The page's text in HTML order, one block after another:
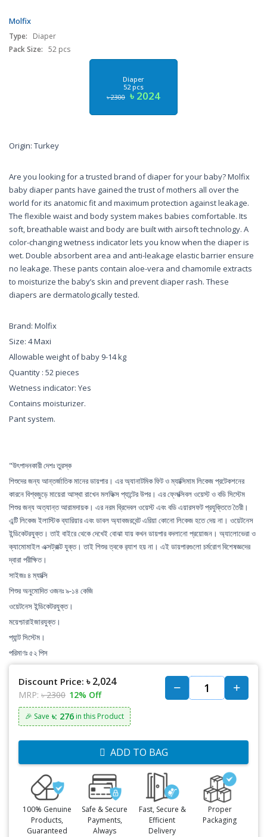
Molfix
Type:
Diaper
Pack Size: 52 pcs
Diaper
52 pcs
৳ 2300 ৳ 2024
Origin: Turkey
Are you looking for a trusted brand of diaper for your baby? Molfix
baby diaper pants have gained the trust of mothers all over the
world for its anatomic fit and maximum protection against leakage.
The flexible waist and body system makes babies comfortable. Its
soft, breathable waist and body are built with airsoft technology. A
color-changing wetness indicator lets you know when the diaper is
wet. Double absorbent area and anti-leakage elastic barrier ensure
no leakage. These pants contain aloe-vera and chamomile extracts
to moisturize the baby’s skin and prevent diaper rash. These
diapers are dermatologically tested.
Brand: Molfix
Size: 4 Maxi
Allowable weight of baby 9-14 kg
Quantity : 52 pieces
Wetness indicator: Yes
Contains moisturizer.
Pant system.
"উৎপাদনকারী দেশঃ তুরস্ক
শিশুদের জন্য আন্তর্জাতিক মানের ডায়পার। এর অ্যানাটমিক ফিট ও ম্যাক্সিমাম লিকেজ প্রটেকশনের
কারনে বিশ্বজুড়ে মায়েরা আস্থা রাখেন মলফিক্স প্যান্টের উপর। এর ফ্লেক্সিবল ওয়েস্ট ও বডি সিস্টেম
শিশুর জন্য অত্যান্ত আরামদায়ক। এর নরম ব্রিদেবল ওয়েস্ট এবং বডি এয়ারসফট প্রযুক্তিতে তৈরী।
এন্টি লিকেজ ইলাস্টিক ব্যারিয়ার এবং ডাবল অ্যাবজরবেন্ট এরিয়া কোনো লিকেজ হতে দেয় না। ওয়েটনেস
ইন্ডিকেটরযুক্ত। তাই বাইরে থেকে দেখেই বোঝা যায় কখন ডায়পার বদলানো প্রয়োজন। অ্যালোভেরা ও
ক্যামোমাইল এক্সট্রাক্ট যুক্ত। তাই শিশুর ত্বকে র‍্যাশ হয় না। এই ডায়পারগুলো চর্মরোগ বিশেষজ্ঞদের
দ্বারা পরীক্ষিত।
সাইজঃ ৪ ম্যাক্সি
শিশুর অনুমোদিত ওজনঃ ৯-১৪ কেজি
ওয়েটনেস ইন্ডিকেটরযুক্ত।
ময়েশ্চারাইজারযুক্ত।
প্যান্ট সিস্টেম।
পরিমাণঃ ৫২ পিস
Discount Price: ৳ 2,024
MRP: ৳ 2300 12% Off
🎉 Save ৳: 276 in this Product
ADD TO BAG
100% Genuine
Products,
Guaranteed
Safe & Secure
Payments,
Always
Fast, Secure &
Efficient
Delivery
Proper
Packaging